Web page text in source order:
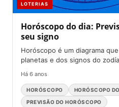
LOTERIAS
Horóscopo do dia:
seu signo
Horóscopo é um diagrama
planetas e dos signos do
Há 6 anos
HORÓSCOPO
HORÓSCOPO
PREVISÃO DO HORÓSCOPO